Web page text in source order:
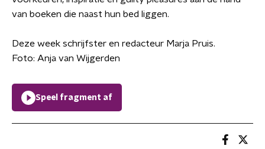
van boeken die naast hun bed liggen.
Deze week schrijfster en redacteur Marja Pruis.
Foto: Anja van Wijgerden
Speel fragment af